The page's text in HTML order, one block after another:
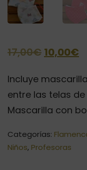
17,00€ El
original
era:
10,00€
Incluye
entre las telas
Mascarilla con
Categorías:
Niños, Profesoras